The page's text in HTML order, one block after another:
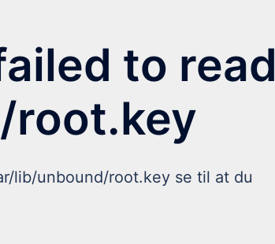
to read
lib/unbound/root.key se til at du